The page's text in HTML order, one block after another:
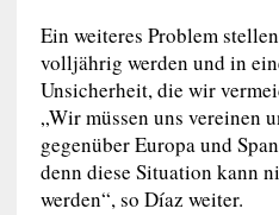
Ein weiteres Problem
volljährig werden und in
Unsicherheit, die wir
„Wir müssen uns vereinen
gegenüber Europa und
denn diese Situation kann
werden“, so Díaz weiter.